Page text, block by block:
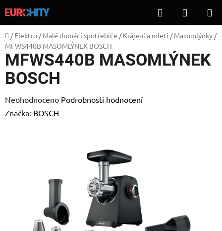
na
obsah
Hledat
KOŠÍK
Domů
/ Elektro / Malé domácí spotřebiče / Krájení a mletí / Masomlýnky /
MFWS440B MASOMLÝNEK BOSCH
MFWS440B MASOMLÝNEK
BOSCH
Průměrné
hodnocení
Neohodnoceno Podrobnosti hodnocení
Značka: BOSCH